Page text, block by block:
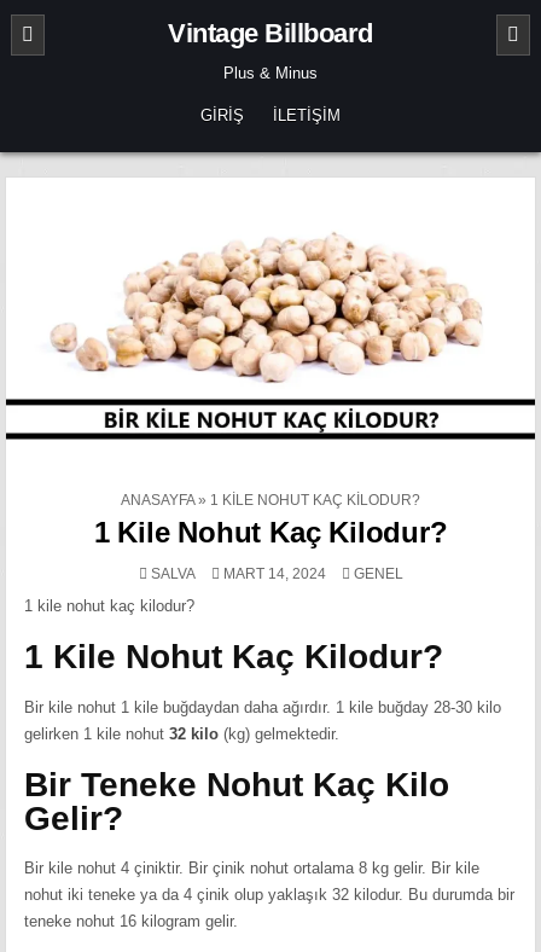
Skip
content
Vintage Billboard
Plus & Minus
GIRIŞ İLETIŞIM
ANASAYFA» 1 KILE NOHUT KAÇ KILODUR?
1 Kile Nohut Kaç Kilodur?
SALVA MART 14, 2024
POSTED
GENEL
1 kile nohut kaç kilodur?
1 Kile Nohut Kaç Kilodur?
Bir kile nohut 1 kile buğdaydan daha ağırdır. 1 kile buğday 28-30 kilo
gelirken 1 kile nohut32 kilo (kg) gelmektedir.
Bir Teneke Nohut Kaç Kilo
Gelir?
Bir kile nohut 4 çiniktir. Bir çinik nohut ortalama 8 kg gelir. Bir kile
nohut iki teneke ya da 4 çinik olup yaklaşık 32 kilodur. Bu durumda bir
teneke nohut 16 kilogram gelir.